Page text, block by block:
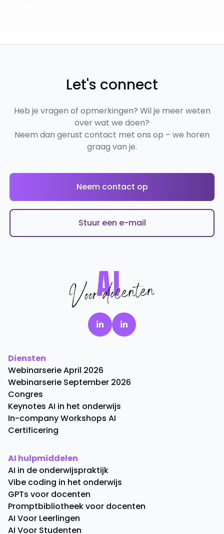
Let's connect
Heb je vragen of opmerkingen? Wil je meer weten
over wat we doen?
Neem dan gerust contact met ons op – we horen
graag van je.
Neem contact op
Stuur een e-mail
Diensten
Webinarserie April 2026
Webinarserie September 2026
Congres
Keynotes AI in het onderwijs
In-company Workshops AI
Certificering
AI hulpmiddelen
AI in de onderwijspraktijk
Vibe coding in het onderwijs
GPTs voor docenten
Promptbibliotheek voor docenten
AI Voor Leerlingen
AI Voor Studenten